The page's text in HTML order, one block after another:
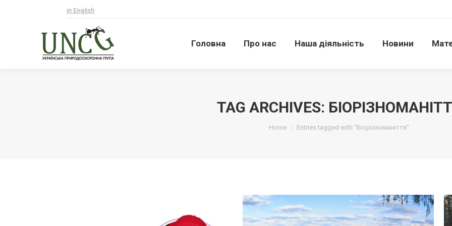
in English
Головна Про нас Наша діяльність Новини
TAG ARCHIVES:
Home Entries tagged with "Біорізноманіття"
Головна Про нас Наша діяльність Новини